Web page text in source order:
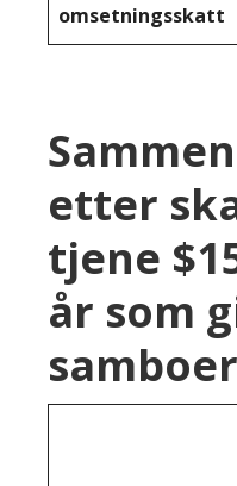
omsetningsskatt
etter
tjene
år som